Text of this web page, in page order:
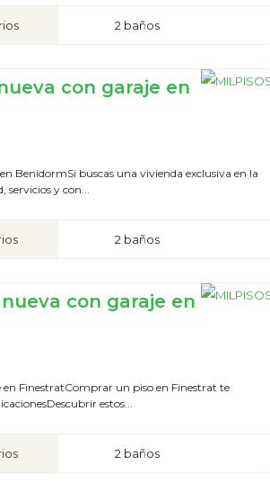
2 baños
con garaje en
BenidormSi buscas una vivienda exclusiva en la
servicios y con...
2 baños
con garaje en
FinestratComprar un piso en Finestrat te
estos...
2 baños